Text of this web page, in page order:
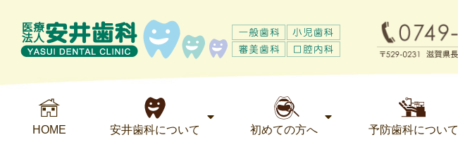
HOME 安井歯科について 初めての方へ 予防歯科について